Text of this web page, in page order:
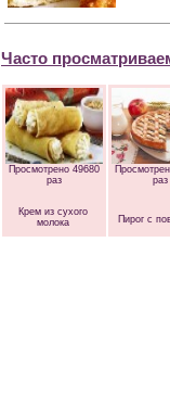
Часто
Просмотрено 49680
раз
Крем из сухого
молока
раз
Пирог с